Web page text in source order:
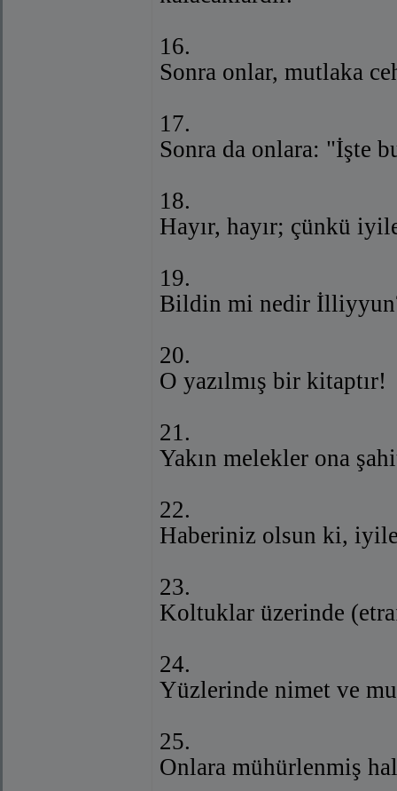
16.
Sonra onlar, mutlaka
17.
Sonra da onlara: "İşte
18.
Hayır, hayır; çünkü
19.
Bildin mi nedir
20.
O yazılmış bir kitaptır!
21.
Yakın melekler ona
22.
Haberiniz olsun ki,
23.
Koltuklar üzerinde
24.
Yüzlerinde nimet ve
25.
Onlara mühürlenmiş